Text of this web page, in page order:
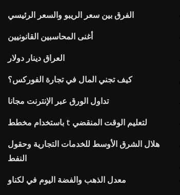
الفرق بين سعر الريبو والسعر الرئيسي
أغنى المحاسبين القانونيين
العراق دينار دولار
كيف تجني المال في تجارة الفوركس؟
تداول الورق عبر الإنترنت مجانا
باستخدام مخطط t لتعليم الوقت المنقضي
هلال الشرق الأوسط للخدمات التجارية وحقول
النفط
معدل الذهب والفضة اليوم في لكناو